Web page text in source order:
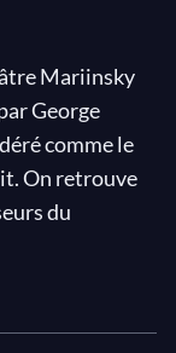
Mariinsky
George
comme le
On retrouve
du
ou encore
et